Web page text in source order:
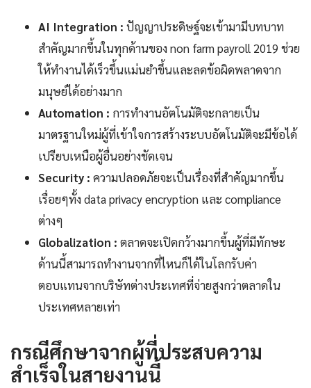
AI Integration : ปัญญาประดิษฐ์จะเข้ามามีบทบาท
สำคัญมากขึ้นในทุกด้านของ non farm payroll 2019 ช่วย
ให้ทำงานได้เร็วขึ้นแม่นยำขึ้นและลดข้อผิดพลาดจาก
มนุษย์ได้อย่างมาก
Automation : การทำงานอัตโนมัติจะกลายเป็น
มาตรฐานใหม่ผู้ที่เข้าใจการสร้างระบบอัตโนมัติจะมีข้อได้
เปรียบเหนือผู้อื่นอย่างชัดเจน
Security : ความปลอดภัยจะเป็นเรื่องที่สำคัญมากขึ้น
เรื่อยๆทั้ง data privacy encryption และ compliance
ต่างๆ
Globalization : ตลาดจะเปิดกว้างมากขึ้นผู้ที่มีทักษะ
ด้านนี้สามารถทำงานจากที่ไหนก็ได้ในโลกรับค่า
ตอบแทนจากบริษัทต่างประเทศที่จ่ายสูงกว่าตลาดใน
ประเทศหลายเท่า
กรณีศึกษาจากผู้ที่ประสบความ
สำเร็จในสายงานนี้